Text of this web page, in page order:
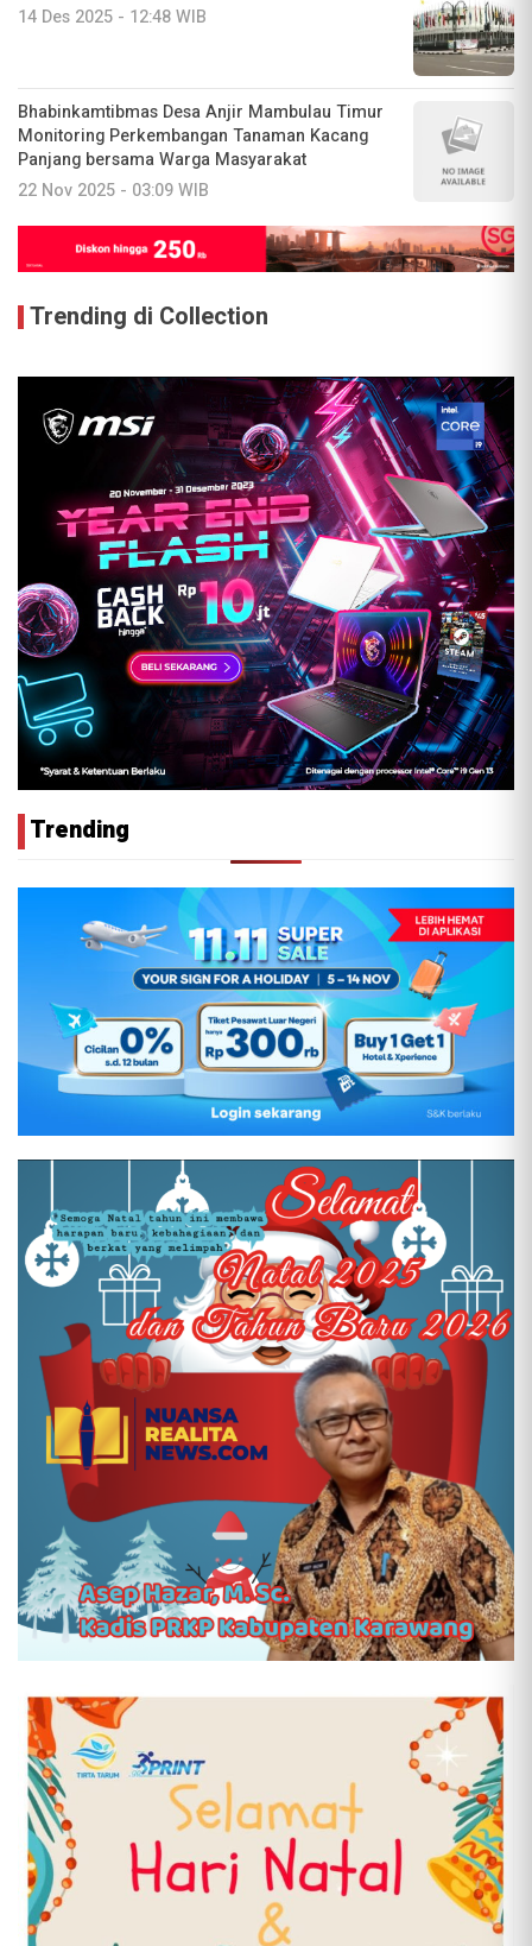
14 Des 2025 - 12:48 WIB
Bhabinkamtibmas Desa Anjir Mambulau Timur
Monitoring Perkembangan Tanaman Kacang
Panjang bersama Warga Masyarakat
22 Nov 2025 - 03:09 WIB
Trending di Collection
Trending